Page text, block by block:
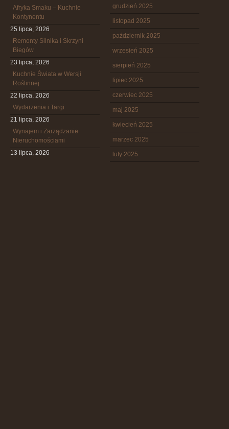
Afryka Smaku – Kuchnie
Kontynentu
25 lipca, 2026
Remonty Silnika i Skrzyni
Biegów
23 lipca, 2026
Kuchnie Świata w Wersji
Roślinnej
22 lipca, 2026
Wydarzenia i Targi
21 lipca, 2026
Wynajem i Zarządzanie
Nieruchomościami
13 lipca, 2026
grudzień 2025
listopad 2025
październik 2025
wrzesień 2025
sierpień 2025
lipiec 2025
czerwiec 2025
maj 2025
kwiecień 2025
marzec 2025
luty 2025